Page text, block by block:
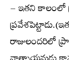
– ఇతని కాలంలో
రాజులందరిలో